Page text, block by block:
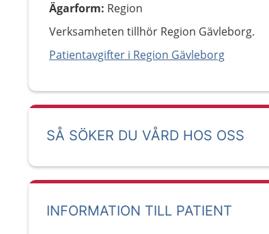
Ägarform: Region
Verksamheten tillhör Region Gävleborg.
Patientavgifter i Region Gävleborg
SÅ SÖKER DU VÅRD HOS OSS
INFORMATION TILL PATIENT